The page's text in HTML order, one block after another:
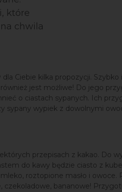
które
chwila
Ciebie kilka propozycji. Szybko
również jest możliwe! Do jego
o ciastach sypanych. Ich
sypany wypiek z dowolnymi
przepisach z kakao. Do
do kawy będzie ciasto z
roztopione masło i owoce.
czekoladowe, bananowe!